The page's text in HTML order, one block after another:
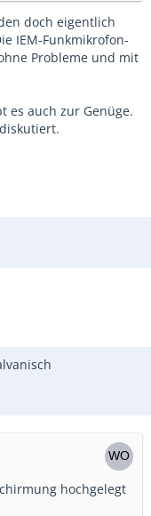
doch eigentlich
IEM-Funkmikrofon-
Probleme und mit
es auch zur Genüge.
hochgelegt